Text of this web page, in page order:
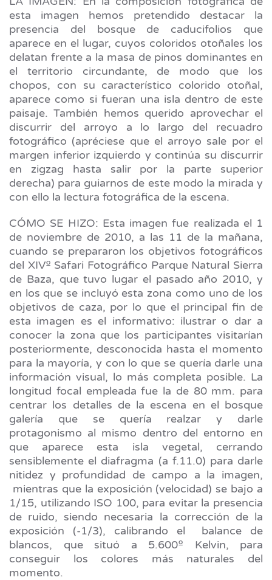
esta imagen hemos pretendido destacar la
presencia del bosque de caducifolios que
aparece en el lugar, cuyos coloridos otoñales los
delatan frente a la masa de pinos dominantes en
el territorio circundante, de modo que los
chopos, con su característico colorido otoñal,
aparece como si fueran una isla dentro de este
paisaje. También hemos querido aprovechar el
discurrir del arroyo a lo largo del recuadro
fotográfico (apréciese que el arroyo sale por el
margen inferior izquierdo y continúa su discurrir
en zigzag hasta salir por la parte superior
derecha) para guiarnos de este modo la mirada y
con ello la lectura fotográfica de la escena.
CÓMO SE HIZO: Esta imagen fue realizada el 1
de noviembre de 2010, a las 11 de la mañana,
cuando se prepararon los objetivos fotográficos
del XIVº Safari Fotográfico Parque Natural Sierra
de Baza, que tuvo lugar el pasado año 2010, y
en los que se incluyó esta zona como uno de los
objetivos de caza, por lo que el principal fin de
esta imagen es el informativo: ilustrar o dar a
conocer la zona que los participantes visitarían
posteriormente, desconocida hasta el momento
para la mayoría, y con lo que se quería darle una
información visual, lo más completa posible. La
longitud focal empleada fue la de 80 mm. para
centrar los detalles de la escena en el bosque
galería que se quería realzar y darle
protagonismo al mismo dentro del entorno en
que aparece esta isla vegetal, cerrando
sensiblemente el diafragma (a f.11.0) para darle
nitidez y profundidad de campo a la imagen,
mientras que la exposición (velocidad) se bajo a
1/15, utilizando ISO 100, para evitar la presencia
de ruido, siendo necesaria la corrección de la
exposición (-1/3), calibrando el balance de
blancos, que situó a 5.600º Kelvin, para
conseguir los colores más naturales del
momento.